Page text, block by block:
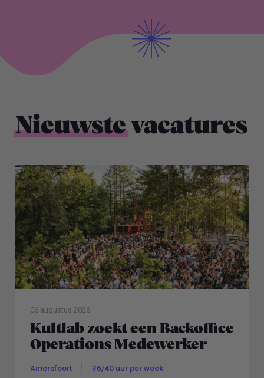
Nieuwstevacatures
06 augustus 2026
Kultlab zoekt een Backoffice
Operations Medewerker
Amersfoort 36/40 uur per week